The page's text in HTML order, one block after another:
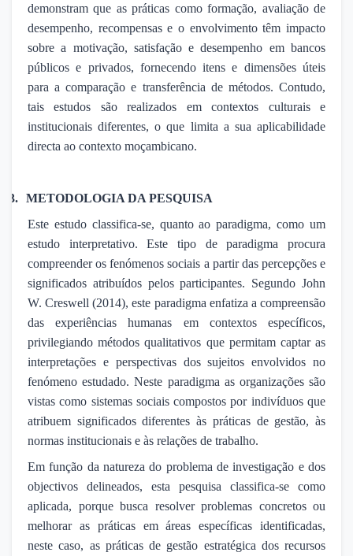
demonstram que as práticas como formação, avaliação de
desempenho, recompensas e o envolvimento têm impacto
sobre a motivação, satisfação e desempenho em bancos
públicos e privados, fornecendo itens e dimensões úteis
para a comparação e transferência de métodos. Contudo,
tais estudos são realizados em contextos culturais e
institucionais diferentes, o que limita a sua aplicabilidade
directa ao contexto moçambicano.
3. METODOLOGIA DA PESQUISA
Este estudo classifica-se, quanto ao paradigma, como um
estudo interpretativo. Este tipo de paradigma procura
compreender os fenómenos sociais a partir das percepções e
significados atribuídos pelos participantes. Segundo John
W. Creswell (2014), este paradigma enfatiza a compreensão
das experiências humanas em contextos específicos,
privilegiando métodos qualitativos que permitam captar as
interpretações e perspectivas dos sujeitos envolvidos no
fenómeno estudado. Neste paradigma as organizações são
vistas como sistemas sociais compostos por indivíduos que
atribuem significados diferentes às práticas de gestão, às
normas institucionais e às relações de trabalho.
Em função da natureza do problema de investigação e dos
objectivos delineados, esta pesquisa classifica-se como
aplicada, porque busca resolver problemas concretos ou
melhorar as práticas em áreas específicas identificadas,
neste caso, as práticas de gestão estratégica dos recursos